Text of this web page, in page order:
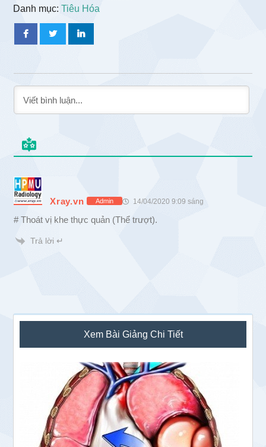
Danh mục:Tiêu Hóa
Xray.vn Admin 14/04/2020 9:09 sáng
# Thoát vị khe thực quản (Thể trượt).
Trả lời ↵
Sidebar
chính
Xem Bài Giảng Chi Tiết